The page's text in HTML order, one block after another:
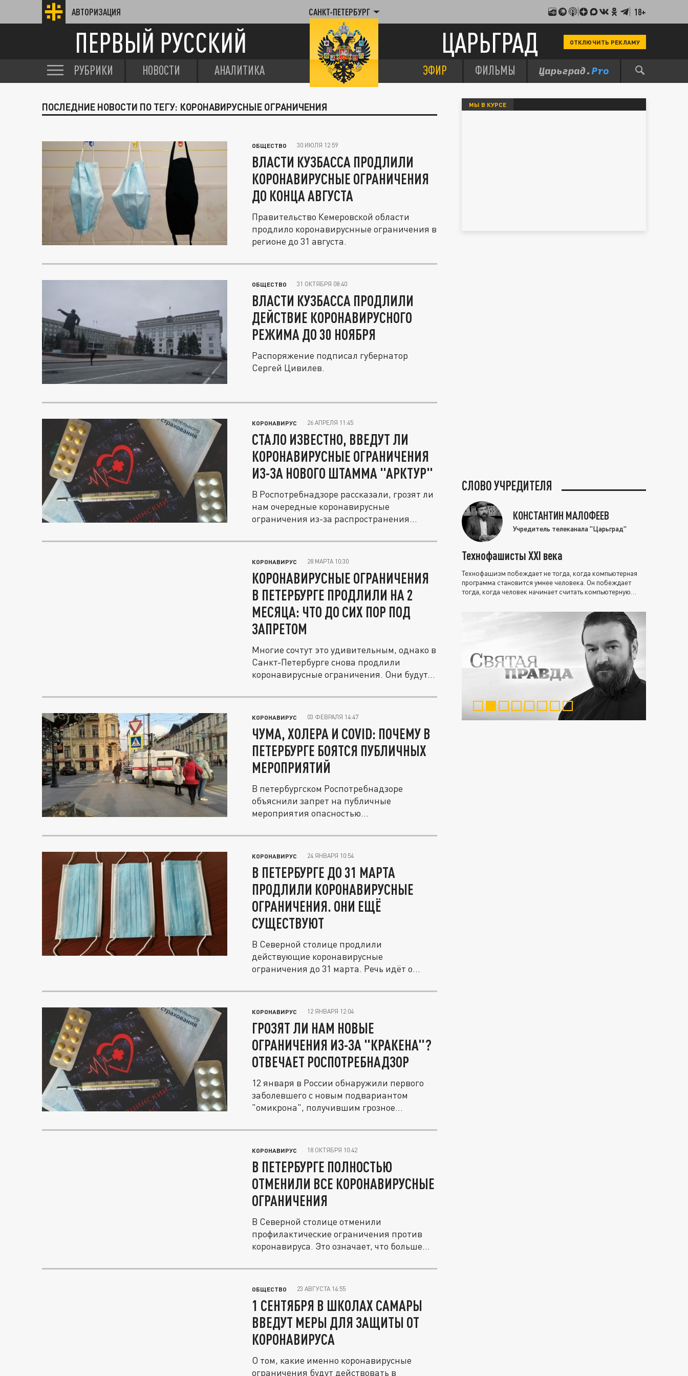
АВТОРИЗАЦИЯ САНКТ-ПЕТЕРБУРГ 18+
ПЕРВЫЙ РУССКИЙ ЦАРЬГРАД ОТКЛЮЧИТЬ РЕКЛАМУ
РУБРИКИ НОВОСТИ АНАЛИТИКА ЭФИР ФИЛЬМЫ
ПОСЛЕДНИЕ НОВОСТИ ПО ТЕГУ: КОРОНАВИРУСНЫЕ ОГРАНИЧЕНИЯ
ОБЩЕСТВО 30 ИЮЛЯ 12:59
ВЛАСТИ КУЗБАССА ПРОДЛИЛИ
КОРОНАВИРУСНЫЕ ОГРАНИЧЕНИЯ
ДО КОНЦА АВГУСТА
Правительство Кемеровской области
продлило коронавируснные ограничения в
регионе до 31 августа.
ОБЩЕСТВО 31 ОКТЯБРЯ 08:40
ВЛАСТИ КУЗБАССА ПРОДЛИЛИ
ДЕЙСТВИЕ КОРОНАВИРУСНОГО
РЕЖИМА ДО 30 НОЯБРЯ
Распоряжение подписал губернатор
Сергей Цивилев.
КОРОНАВИРУС 26 АПРЕЛЯ 11:45
СТАЛО ИЗВЕСТНО, ВВЕДУТ ЛИ
КОРОНАВИРУСНЫЕ ОГРАНИЧЕНИЯ
ИЗ-ЗА НОВОГО ШТАММА "АРКТУР"
В Роспотребнадзоре рассказали, грозят ли
нам очередные коронавирусные
ограничения из-за распространения
КОРОНАВИРУС 28 МАРТА 10:30
КОРОНАВИРУСНЫЕ ОГРАНИЧЕНИЯ
В ПЕТЕРБУРГЕ ПРОДЛИЛИ НА 2
МЕСЯЦА: ЧТО ДО СИХ ПОР ПОД
ЗАПРЕТОМ
Многие сочтут это удивительным, однако в
Санкт-Петербурге снова продлили
коронавирусные ограничения. Они будут...
КОРОНАВИРУС 03 ФЕВРАЛЯ 14:47
ЧУМА, ХОЛЕРА И COVID: ПОЧЕМУ В
ПЕТЕРБУРГЕ БОЯТСЯ ПУБЛИЧНЫХ
МЕРОПРИЯТИЙ
В петербургском Роспотребнадзоре
объяснили запрет на публичные
мероприятия опасностью
КОРОНАВИРУС 24 ЯНВАРЯ 10:54
В ПЕТЕРБУРГЕ ДО 31 МАРТА
ПРОДЛИЛИ КОРОНАВИРУСНЫЕ
ОГРАНИЧЕНИЯ. ОНИ ЕЩЁ
СУЩЕСТВУЮТ
В Северной столице продлили
действующие коронавирусные
ограничения до 31 марта. Речь идёт о
КОРОНАВИРУС 12 ЯНВАРЯ 12:04
ГРОЗЯТ ЛИ НАМ НОВЫЕ
ОГРАНИЧЕНИЯ ИЗ-ЗА "КРАКЕНА"?
ОТВЕЧАЕТ РОСПОТРЕБНАДЗОР
12 января в России обнаружили первого
заболевшего с новым подвариантом
"омикрона", получившим грозное
КОРОНАВИРУС 18 ОКТЯБРЯ 10:42
В ПЕТЕРБУРГЕ ПОЛНОСТЬЮ
ОТМЕНИЛИ ВСЕ КОРОНАВИРУСНЫЕ
ОГРАНИЧЕНИЯ
В Северной столице отменили
профилактические ограничения против
коронавируса. Это означает, что больше
ОБЩЕСТВО 23 АВГУСТА 14:55
1 СЕНТЯБРЯ В ШКОЛАХ САМАРЫ
ВВЕДУТ МЕРЫ ДЛЯ ЗАЩИТЫ ОТ
КОРОНАВИРУСА
О том, какие именно коронавирусные
ограничения будут действовать в
МЫ В КУРСЕ
СЛОВО УЧРЕДИТЕЛЯ
КОНСТАНТИН МАЛОФЕЕВ
Учредитель телеканала "Царьград"
Технофашисты XXI века
Технофашизм побеждает не тогда, когда компьютерная
программа становится умнее человека. Он побеждает
тогда, когда человек начинает считать компьютерную